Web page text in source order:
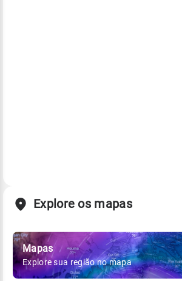
Explore os mapas
Mapas
Explore sua região no mapa